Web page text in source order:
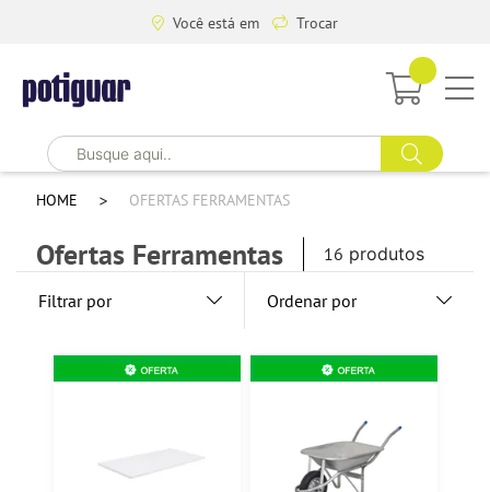
Você está em Trocar
HOME OFERTAS FERRAMENTAS
Ofertas Ferramentas 16 produtos
Filtrar por Ordenar por